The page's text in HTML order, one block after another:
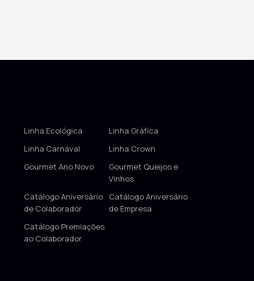
Linha Ecológica
Linha Gráfica
Linha Carnaval
Linha Crown
Gourmet Ano Novo
Gourmet Queijos e
Vinhos
Catálogo Aniversário
de Colaborador
Catálogo Aniversário
de Empresa
Catálogo Premiações
ao Colaborador